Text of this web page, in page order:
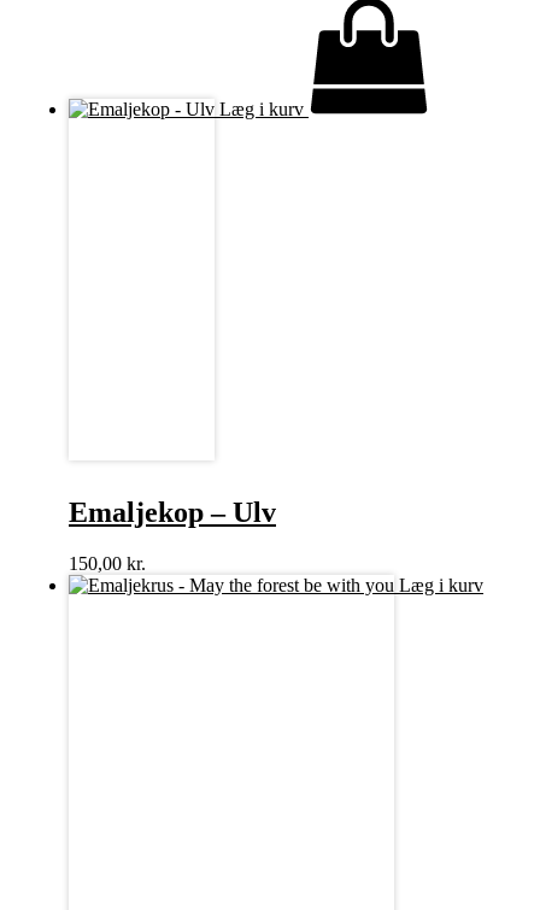
Læg i kurv
Emaljekop – Ulv
150,00 kr.
Læg i kurv